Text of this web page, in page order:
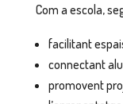
Com a escola,
facilitant
connectant
promovent